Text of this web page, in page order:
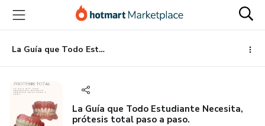
principal
página
de
página
La Guía que Todo Estudiante Necesita, prótesis total paso a paso.
La Guía que Todo Estudiante Necesita,
prótesis total paso a paso.